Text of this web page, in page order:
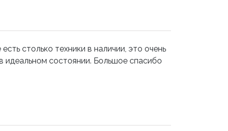
столько техники в наличии, это очень
идеальном состоянии. Большое спасибо